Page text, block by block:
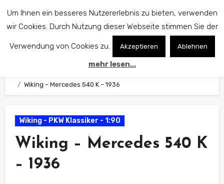
Wiking – Mercedes 540 K – 1936
Wiking - PKW Klassiker - 1:90
Wiking – Mercedes 540 K
– 1936
Um Ihnen ein besseres Nutzererlebnis zu bieten, verwenden
wir Cookies. Durch Nutzung dieser Webseite stimmen Sie der
Verwendung von Cookies zu. Akzeptieren Ablehnen
mehr lesen...